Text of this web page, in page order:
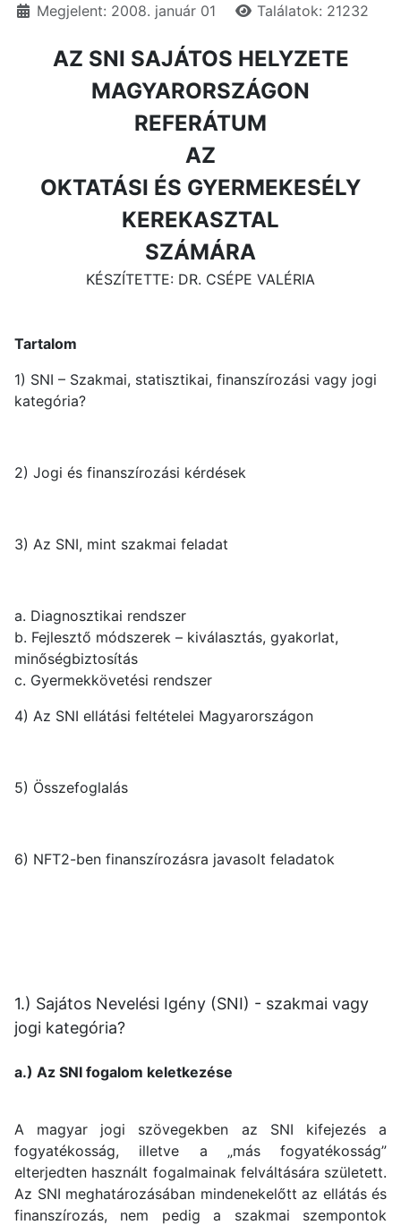
Megjelent: 2008. január 01
Találatok: 21232
AZ SNI SAJÁTOS HELYZETE
MAGYARORSZÁGON
REFERÁTUM
AZ
OKTATÁSI ÉS GYERMEKESÉLY
KEREKASZTAL
SZÁMÁRA
KÉSZÍTETTE: DR. CSÉPE VALÉRIA
Tartalom
1) SNI – Szakmai, statisztikai, finanszírozási vagy jogi
kategória?
2) Jogi és finanszírozási kérdések
3) Az SNI, mint szakmai feladat
a. Diagnosztikai rendszer
b. Fejlesztő módszerek – kiválasztás, gyakorlat,
minőségbiztosítás
c. Gyermekkövetési rendszer
4) Az SNI ellátási feltételei Magyarországon
5) Összefoglalás
6) NFT2-ben finanszírozásra javasolt feladatok
1.) Sajátos Nevelési Igény (SNI) - szakmai vagy
jogi kategória?
a.) Az SNI fogalom keletkezése
A magyar jogi szövegekben az SNI kifejezés a
fogyatékosság, illetve a „más fogyatékosság”
elterjedten használt fogalmainak felváltására született.
Az SNI meghatározásában mindenekelőtt az ellátás és
finanszírozás, nem pedig a szakmai szempontok